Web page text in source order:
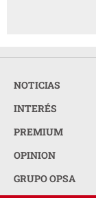
NOTICIAS
INTERÉS
PREMIUM
OPINION
GRUPO OPSA